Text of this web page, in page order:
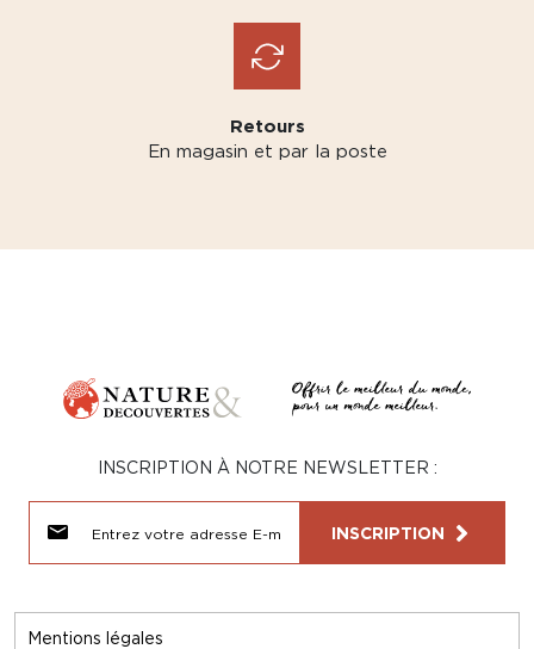
Retours
En magasin et par la poste
Mentions légales
INSCRIPTION À NOTRE NEWSLETTER :
INSCRIPTION